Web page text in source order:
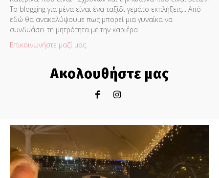
Το blogging για μένα είναι ένα ταξίδι γεμάτο εκπλήξεις... Από
εδώ θα ανακαλύψουμε πως μπορεί μια γυναίκα να
συνδυάσει τη μητρότητα με την καριέρα.
Επικοινωνήστε μαζί μας.
Ακολουθήστε μας